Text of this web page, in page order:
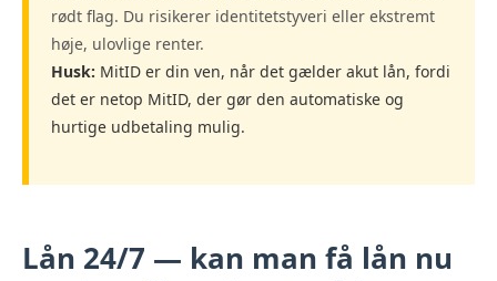
rødt flag. Du risikerer identitetstyveri eller ekstremt
høje, ulovlige renter.
Husk: MitID er din ven, når det gælder akut lån, fordi
det er netop MitID, der gør den automatiske og
hurtige udbetaling mulig.
Lån 24/7 — kan man få lån nu